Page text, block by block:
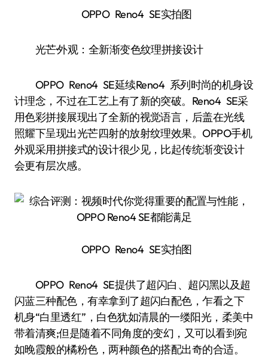
OPPO Reno4 SE实拍图
光芒·外观：全新渐变色纹理拼接设计
OPPO Reno4 SE延续Reno4 系列时尚的机身设
计理念，不过在工艺上有了新的突破。Reno4 SE采
用色彩拼接展现出了全新的视觉语言，后盖在光线
照耀下呈现出光芒四射的放射纹理效果。OPPO手机
外观采用拼接式的设计很少见，比起传统渐变设计
会更有层次感。
OPPO Reno4 SE实拍图
OPPO Reno4 SE提供了超闪白、超闪黑以及超
闪蓝三种配色，有幸拿到了超闪白配色，乍看之下
机身“白里透红”，白色犹如清晨的一缕阳光，柔美中
带着清爽;但是随着不同角度的变幻，又可以看到宛
如晚霞般的橘粉色，两种颜色的搭配出奇的合适。